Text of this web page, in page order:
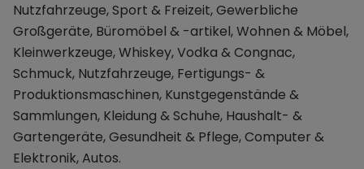
Nutzfahrzeuge, Sport & Freizeit, Gewerbliche
Großgeräte, Büromöbel & -artikel, Wohnen & Möbel,
Kleinwerkzeuge, Whiskey, Vodka & Congnac,
Schmuck, Nutzfahrzeuge, Fertigungs- &
Produktionsmaschinen, Kunstgegenstände &
Sammlungen, Kleidung & Schuhe, Haushalt- &
Gartengeräte, Gesundheit & Pflege, Computer &
Elektronik, Autos.